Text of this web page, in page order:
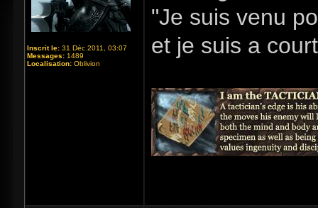
Inscrit le: 31 Déc 2011, 03:07
Messages: 1489
Localisation: Oblivion
"Je suis venu
et je suis a